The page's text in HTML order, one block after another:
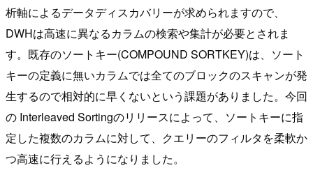
析軸によるデータディスカバリーが求められますので、
DWHは高速に異なるカラムの検索や集計が必要とされま
す。既存のソートキー(COMPOUND SORTKEY)は、ソート
キーの定義に無いカラムでは全てのブロックのスキャンが発
生するので相対的に早くないという課題がありました。今回
の Interleaved Sortingのリリースによって、ソートキーに指
定した複数のカラムに対して、クエリーのフィルタを柔軟か
つ高速に行えるようになりました。